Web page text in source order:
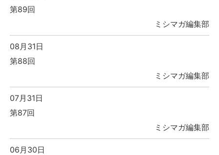
第89回
ミシマガ編集部
08月31日
第88回
ミシマガ編集部
07月31日
第87回
ミシマガ編集部
06月30日